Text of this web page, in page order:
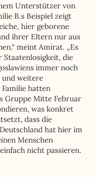
Unterstützer von
B.s Beispiel zeigt
hier geborene
ihrer Eltern nur aus
meint Amirat. „Es
die
immer noch
und weitere
hatten
Gruppe Mitte Februar
was konkret
dass die
hat hier im
Menschen
nicht passieren.